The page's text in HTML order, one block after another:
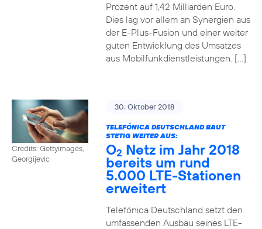
Prozent auf 1,42 Milliarden Euro.
Dies lag vor allem an Synergien aus
der E-Plus-Fusion und einer weiter
guten Entwicklung des Umsatzes
aus Mobilfunkdienstleistungen. […]
Credits: Gettyimages,
Georgijevic
30. Oktober 2018
TELEFÓNICA DEUTSCHLAND BAUT
STETIG WEITER AUS:
O2 Netz im Jahr 2018
bereits um rund
5.000 LTE-Stationen
erweitert
Telefónica Deutschland setzt den
umfassenden Ausbau seines LTE-